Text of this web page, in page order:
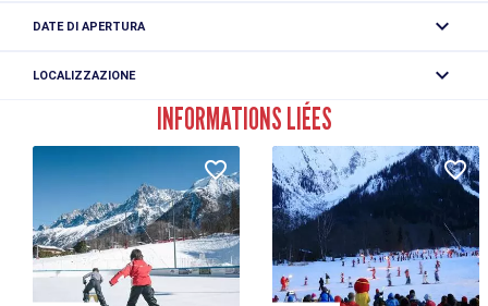
Parcheggio esterno gratuito presso l'Espace Olca. Durata
DATE DI APERTURA
LOCALIZZAZIONE
Rue du Mont-Blanc
74310 Les Houches
INFORMATIONS LIÉES